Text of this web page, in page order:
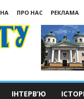
ПРО НАС
РЕКЛАМА
ІНТЕРВ’Ю